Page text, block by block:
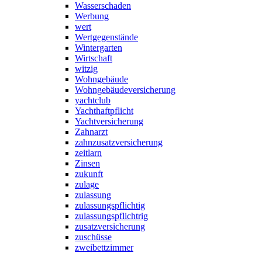
Wasserschaden
Werbung
wert
Wertgegenstände
Wintergarten
Wirtschaft
witzig
Wohngebäude
Wohngebäudeversicherung
yachtclub
Yachthaftpflicht
Yachtversicherung
Zahnarzt
zahnzusatzversicherung
zeitlarn
Zinsen
zukunft
zulage
zulassung
zulassungspflichtig
zulassungspflichtrig
zusatzversicherung
zuschüsse
zweibettzimmer